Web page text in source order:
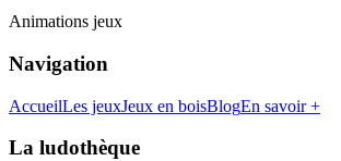
Animations jeux
Navigation
AccueilLes jeuxJeux en boisBlogEn savoir +
La ludothèque